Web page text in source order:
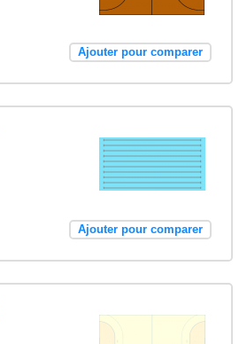
Ajouter pour comparer
Ajouter pour comparer